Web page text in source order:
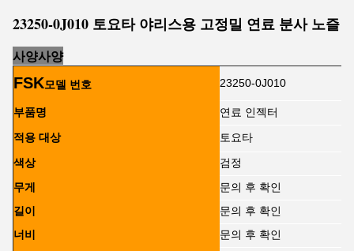
23250-0J010 토요타 야리스용 고정밀 연료 분사 노즐
사양사양
FSK모델 번호 23250-0J010
부품명
연료 인젝터
적용 대상
토요타
색상
검정
무게
문의 후 확인
길이
문의 후 확인
너비
문의 후 확인